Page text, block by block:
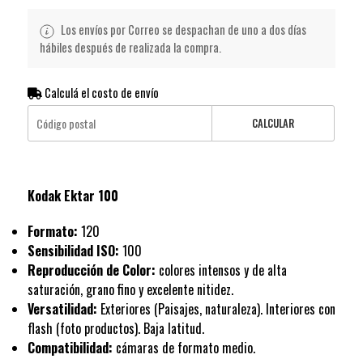
Los envíos por Correo se despachan de uno a dos días
hábiles después de realizada la compra.
Calculá el costo de envío
CALCULAR
Kodak Ektar 100
Formato: 120
Sensibilidad ISO: 100
Reproducción de Color: colores intensos y de alta
saturación, grano fino y excelente nitidez.
Versatilidad: Exteriores (Paisajes, naturaleza). Interiores con
flash (foto productos). Baja latitud.
Compatibilidad: cámaras de formato medio.